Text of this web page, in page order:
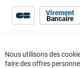
Nous utilisons des
faire des offres